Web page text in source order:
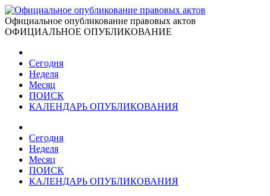
Официальное опубликование правовых актов
ОФИЦИАЛЬНОЕ ОПУБЛИКОВАНИЕ
Сегодня
Неделя
Месяц
ПОИСК
КАЛЕНДАРЬ ОПУБЛИКОВАНИЯ
Сегодня
Неделя
Месяц
ПОИСК
КАЛЕНДАРЬ ОПУБЛИКОВАНИЯ